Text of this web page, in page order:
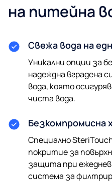
на питейна
Свежа вода на
Уникални опции за
надеждна вградена
вода, която
чиста вода.
Безкомпромисна
Специално
покритие за
защита при
система за